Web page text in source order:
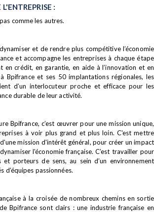
:
comme les autres.
et de rendre plus compétitive l’économie
et accompagne les entreprises à chaque étape
en crédit, en garantie, en aide à l’innovation et en
Bpifrance et ses 50 implantations régionales, les
d’un interlocuteur proche et efficace pour les
durable de leur activité.
Bpifrance, c’est œuvrer pour une mission unique,
à voir plus grand et plus loin. C'est mettre
mission d'intérêt général, pour créer un impact
l'économie française. C’est travailler pour
porteurs de sens, au sein d’un environnement
d’équipes passionnées.
à la croisée de nombreux chemins en sortie
Bpifrance sont clairs : une industrie française en